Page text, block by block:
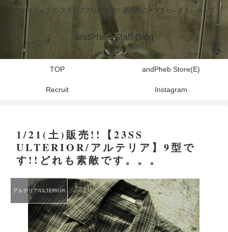
アンドフェブ の スタッフブログ 東京・高円寺のメンズセレクトショップ
andPheb Staff Blog
TOP andPheb Store(E)
Recruit Instagram
1/21(土)販売!!【23SS
ULTERIOR/アルテリア】9型で
す!!どれも素敵です。。。
アルテリア/ULTERIOR